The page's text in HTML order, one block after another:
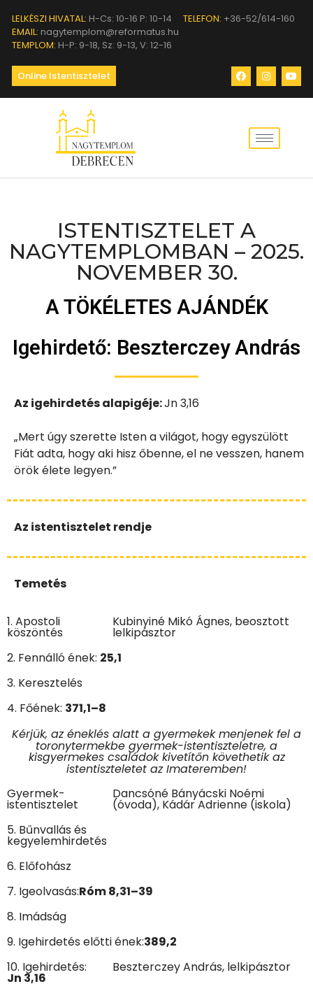
LELKÉSZI HIVATAL: H-Cs: 10-16 P: 10-14 TELEFON: +36-52/614-160
EMAIL: nagytemplom@reformatus.hu
TEMPLOM: H-P: 9-18, Sz: 9-13, V: 12-16
Online Istentisztelet
ISTENTISZTELET A
NAGYTEMPLOMBAN – 2025.
NOVEMBER 30.
A TÖKÉLETES AJÁNDÉK
Igehirdető: Beszterczey András
Az igehirdetés alapigéje:Jn 3,16
„Mert úgy szerette Isten a világot, hogy egyszülött
Fiát adta, hogy aki hisz őbenne, el ne vesszen, hanem
örök élete legyen.”
Az istentisztelet rendje
Temetés
1. Apostoli
köszöntés
Kubinyiné Mikó Ágnes, beosztott
lelkipásztor
2. Fennálló ének: 25,1
3. Keresztelés
4. Főének: 371,1–8
Kérjük, az éneklés alatt a gyermekek menjenek fel a
toronytermekbe gyermek-istentiszteletre, a
kisgyermekes családok kivetítőn követhetik az
istentiszteletet az Imateremben!
Gyermek-
istentisztelet
Dancsóné Bányácski Noémi
(óvoda), Kádár Adrienne (iskola)
5. Bűnvallás és
kegyelemhirdetés
6. Előfohász
7. Igeolvasás:Róm 8,31–39
8. Imádság
9. Igehirdetés előtti ének:389,2
10. Igehirdetés:
Jn 3,16
Beszterczey András, lelkipásztor